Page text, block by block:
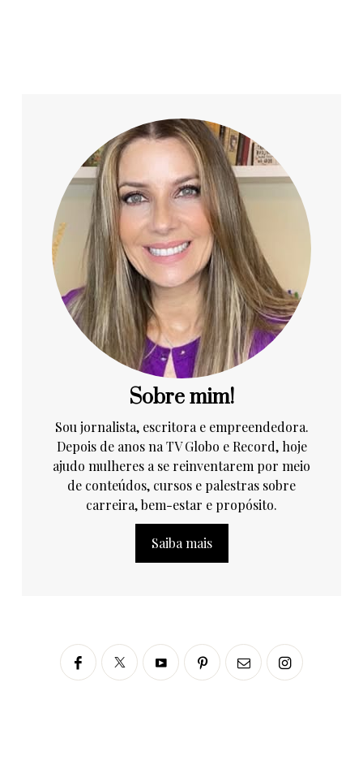
Sobre mim!
Sou jornalista, escritora e empreendedora.
Depois de anos na TV Globo e Record, hoje
ajudo mulheres a se reinventarem por meio
de conteúdos, cursos e palestras sobre
carreira, bem-estar e propósito.
Saiba mais